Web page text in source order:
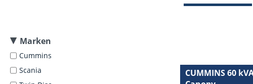
Marken
Cummins
Scania
CUMMINS 60